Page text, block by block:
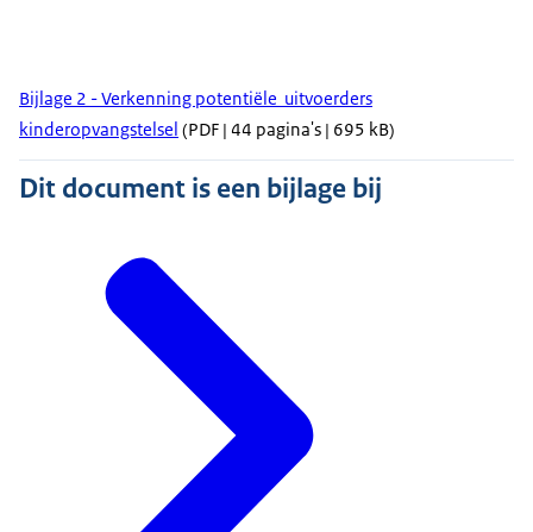
Bijlage 2 - Verkenning potentiële uitvoerders
kinderopvangstelsel (PDF | 44 pagina's | 695 kB)
Dit document is een bijlage bij